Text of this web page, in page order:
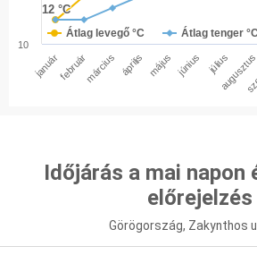
12 °C
12 °C
Átlag levegő °C
Átlag tenger °C
januárfebruármárcius április május június július
10
Időjárás a mai napon
előrejelzés
Görögország, Zakynthos